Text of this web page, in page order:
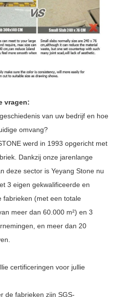
vragen:
van uw bedrijf en hoe
omvang?
werd in 1993 opgericht met
Dankzij onze jarenlange
deze sector is Yeyang Stone nu
3 eigen gekwalificeerde en
fabrieken (met een totale
meer dan 60.000 m²) en 3
en meer dan 20
certificeringen voor jullie
de fabrieken zijn SGS-